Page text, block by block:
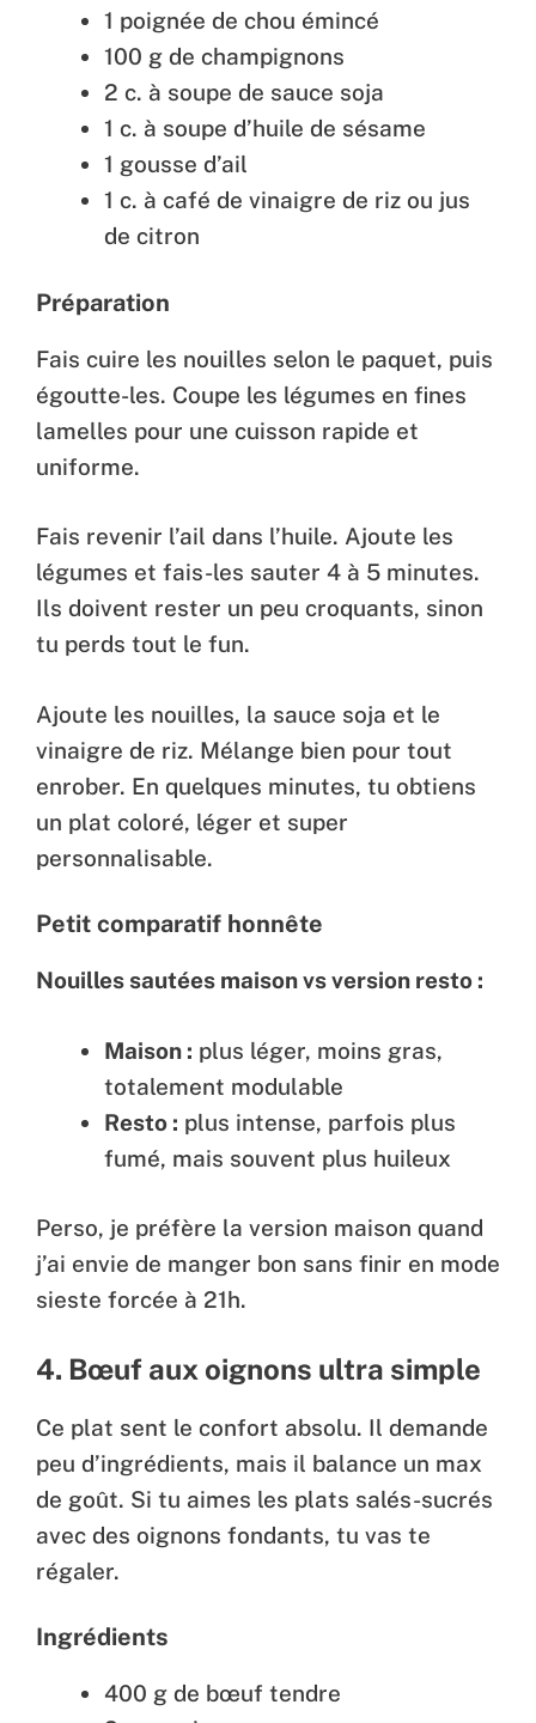
1 poignée de chou émincé
100 g de champignons
2 c. à soupe de sauce soja
1 c. à soupe d’huile de sésame
1 gousse d’ail
1 c. à café de vinaigre de riz ou jus
de citron
Préparation
Fais cuire les nouilles selon le paquet, puis
égoutte-les. Coupe les légumes en fines
lamelles pour une cuisson rapide et
uniforme.
Fais revenir l’ail dans l’huile. Ajoute les
légumes et fais-les sauter 4 à 5 minutes.
Ils doivent rester un peu croquants, sinon
tu perds tout le fun.
Ajoute les nouilles, la sauce soja et le
vinaigre de riz. Mélange bien pour tout
enrober. En quelques minutes, tu obtiens
un plat coloré, léger et super
personnalisable.
Petit comparatif honnête
Nouilles sautées maison vs version resto :
Maison : plus léger, moins gras,
totalement modulable
Resto : plus intense, parfois plus
fumé, mais souvent plus huileux
Perso, je préfère la version maison quand
j’ai envie de manger bon sans finir en mode
sieste forcée à 21h.
4. Bœuf aux oignons ultra simple
Ce plat sent le confort absolu. Il demande
peu d’ingrédients, mais il balance un max
de goût. Si tu aimes les plats salés-sucrés
avec des oignons fondants, tu vas te
régaler.
Ingrédients
400 g de bœuf tendre